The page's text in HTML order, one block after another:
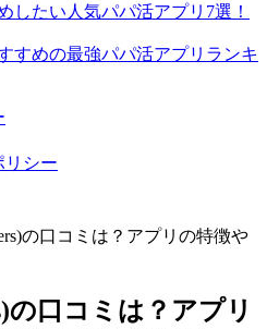
したい人気パパ活アプリ7選！
すめの最強パパ活アプリランキ
リシー
の口コミは？アプリの特徴や
口コミは？アプリ